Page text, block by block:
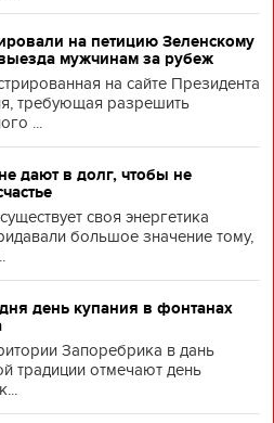
на петицию Зеленскому
мужчинам за рубеж
на сайте Президента
требующая разрешить
...
дают в долг, чтобы не
своя энергетика
большое значение тому,
день купания в фонтанах
Запоребрика в дань
традиции отмечают день